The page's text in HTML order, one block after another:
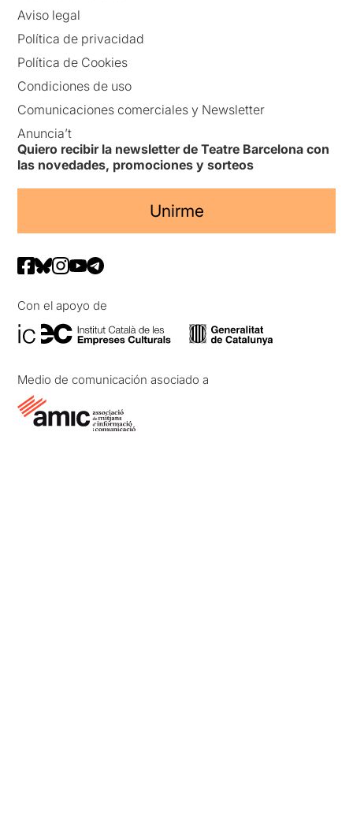
Aviso legal
Política de privacidad
Política de Cookies
Condiciones de uso
Comunicaciones comerciales y Newsletter
Anuncia’t
Quiero recibir la newsletter de Teatre Barcelona con
las novedades, promociones y sorteos
Unirme
Con el apoyo de
Medio de comunicación asociado a